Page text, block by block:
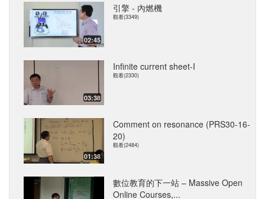
02:45
引擎 - 內燃機
觀看(3349)
03:38
Infinite current sheet-I
觀看(2330)
01:38
Comment on resonance (PRS30-16-
20)
觀看(2484)
數位教育的下一站 – Massive Open
Online Courses,...